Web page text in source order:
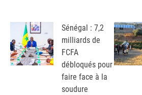
Sénégal : 7,2
milliards de
FCFA
débloqués pour
faire face à la
soudure